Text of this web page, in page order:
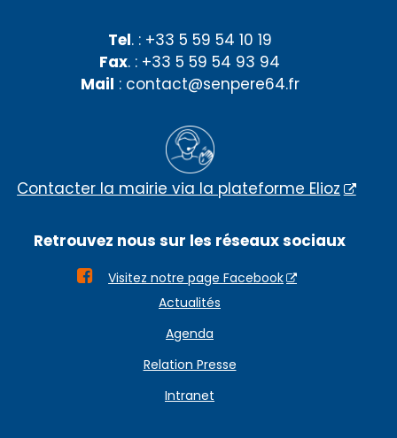
Tel. : +33 5 59 54 10 19
Fax. : +33 5 59 54 93 94
Mail : contact@senpere64.fr
Contacter la mairie via la plateforme Elioz
Retrouvez nous sur les réseaux sociaux

Visitez notre page Facebook
Actualités
Agenda
Relation Presse
Intranet